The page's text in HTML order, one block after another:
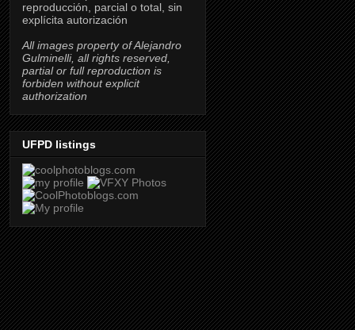
reproducción, parcial o total, sin
explícita autorización
All images property of Alejandro
Gulminelli, all rights reserved,
partial or full reproduction is
forbiden without explicit
authorization
UFPD listings